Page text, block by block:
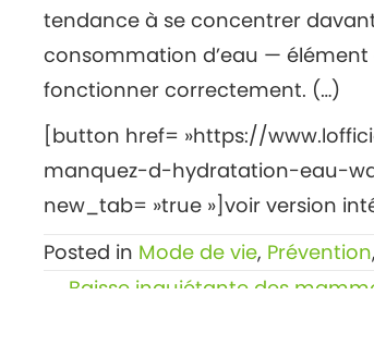
tendance à se concentrer
consommation d’eau —
fonctionner correctement. (…)
[button href= »https://
manquez-d-hydratation-eau-
new_tab= »true »]voir version
Posted in Mode de vie, Prévention,
Posts
← Baisse inquiétante des